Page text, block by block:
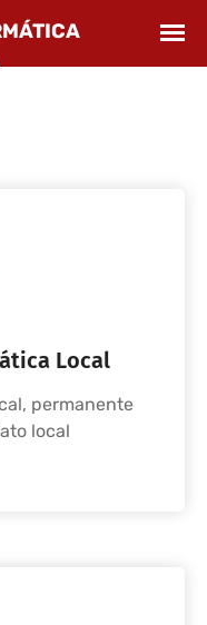
Local
permanente
local